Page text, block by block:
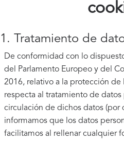
1. Tratamiento de
De conformidad con lo
del Parlamento Europeo y del
2016, relativo a la protección de
respecta al tratamiento de datos
circulación de dichos datos (por
informamos que los datos
facilitamos al rellenar cualquier